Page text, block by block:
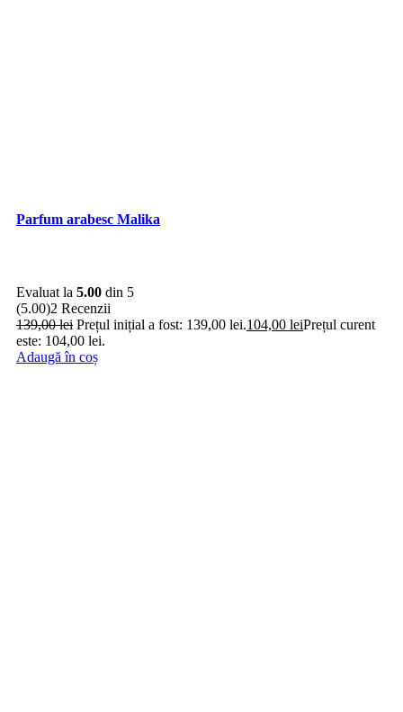
Parfum arabesc Malika
Evaluat la 5.00 din 5
(5.00)2 Recenzii
139,00lei Prețul inițial a fost: 139,00 lei.104,00 leiPrețul curent
este: 104,00 lei.
Adaugă în coș